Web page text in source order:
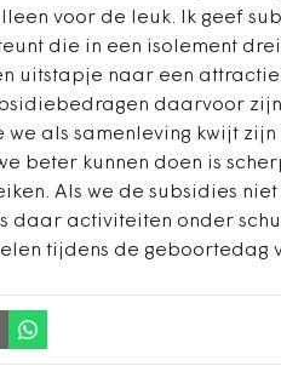
voor de leuk. Ik geef
die in een isolement
uitstapje naar een
daarvoor
als samenleving kwijt
beter kunnen doen is
Als we de subsidies niet
daar activiteiten onder
tijdens de geboortedag